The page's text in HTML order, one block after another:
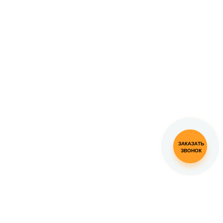
ЗАКАЗАТЬ
ЗВОНОК